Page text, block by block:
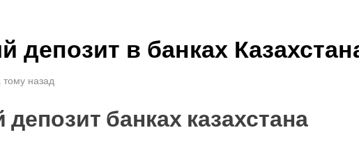
депозит в банках
тому назад
банках казахстана